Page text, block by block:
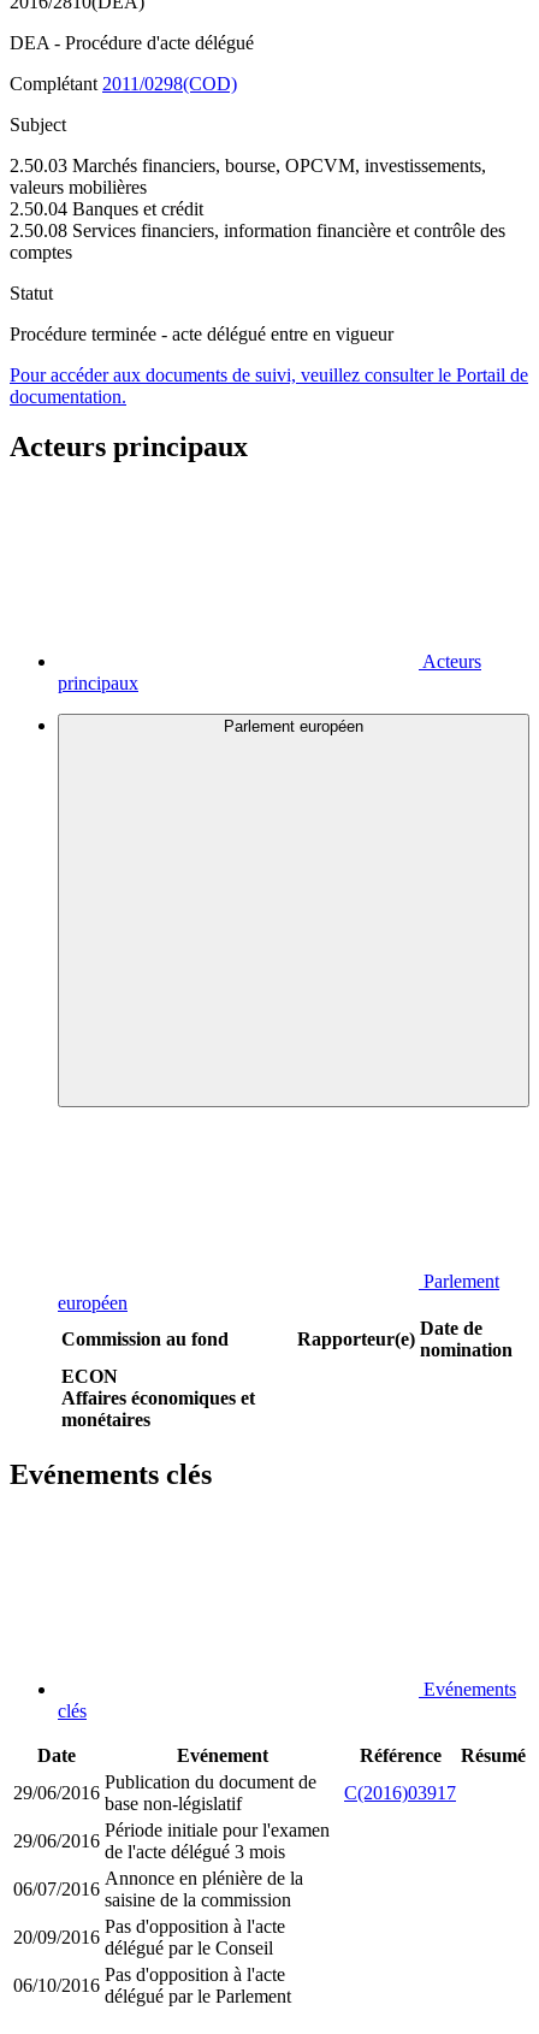
DEA - Procédure d'acte délégué
Complétant 2011/0298(COD)
Subject
2.50.03 Marchés financiers, bourse, OPCVM, investissements,
valeurs mobilières
2.50.04 Banques et crédit
2.50.08 Services financiers, information financière et contrôle des
comptes
Statut
Procédure terminée - acte délégué entre en vigueur
Pour accéder aux documents de suivi, veuillez consulter le Portail de
documentation.
Acteurs principaux
Acteurs
principaux
Parlement européen
Parlement
européen
Commission au fond
Rapporteur(e)
Date de
nomination
ECON
Affaires économiques et
monétaires
Evénements clés
Evénements
clés
Date Evénement Référence
Résumé
29/06/2016
Publication du document de
base non-législatif
C(2016)03917
29/06/2016
Période initiale pour l'examen
de l'acte délégué 3 mois
06/07/2016
Annonce en plénière de la
saisine de la commission
20/09/2016
Pas d'opposition à l'acte
délégué par le Conseil
06/10/2016
Pas d'opposition à l'acte
délégué par le Parlement